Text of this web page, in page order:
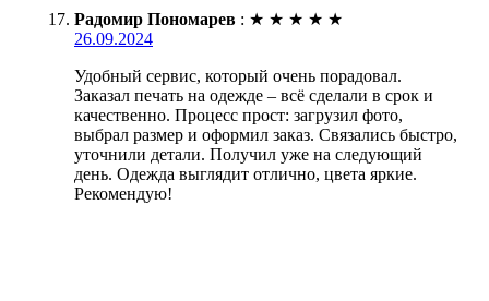
Радомир Пономарев : ★ ★ ★ ★ ★
26.09.2024
Удобный сервис, который очень порадовал.
Заказал печать на одежде – всё сделали в срок и
качественно. Процесс прост: загрузил фото,
выбрал размер и оформил заказ. Связались быстро,
уточнили детали. Получил уже на следующий
день. Одежда выглядит отлично, цвета яркие.
Рекомендую!